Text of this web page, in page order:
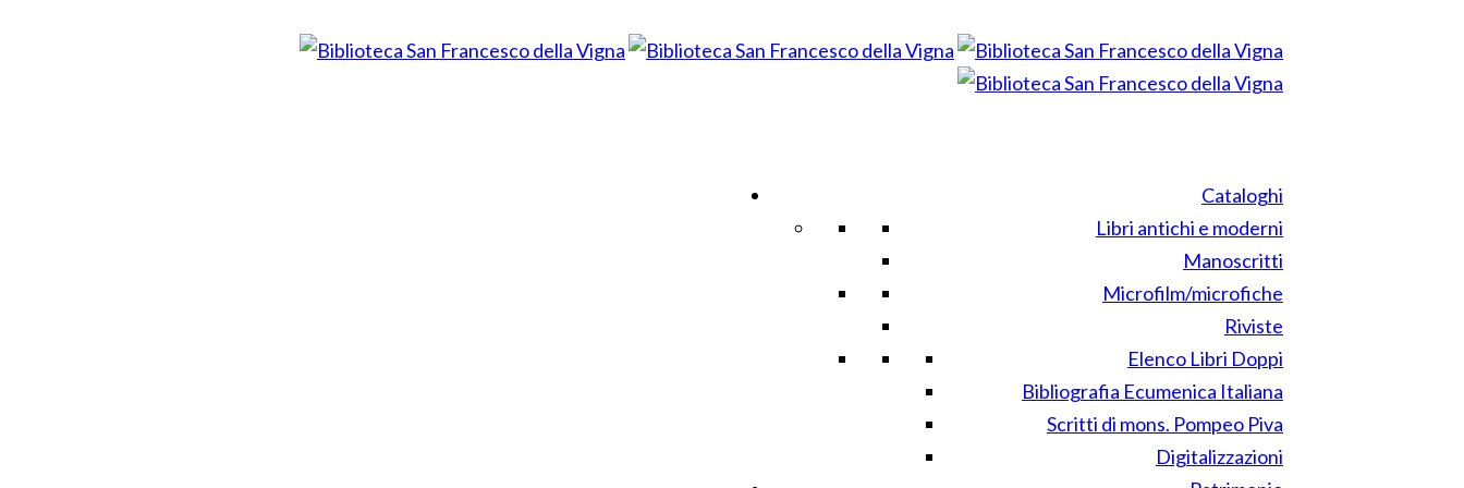
Cataloghi
Libri antichi e moderni
Manoscritti
Microfilm/microfiche
Riviste
Elenco Libri Doppi
Bibliografia Ecumenica Italiana
Scritti di mons. Pompeo Piva
Digitalizzazioni